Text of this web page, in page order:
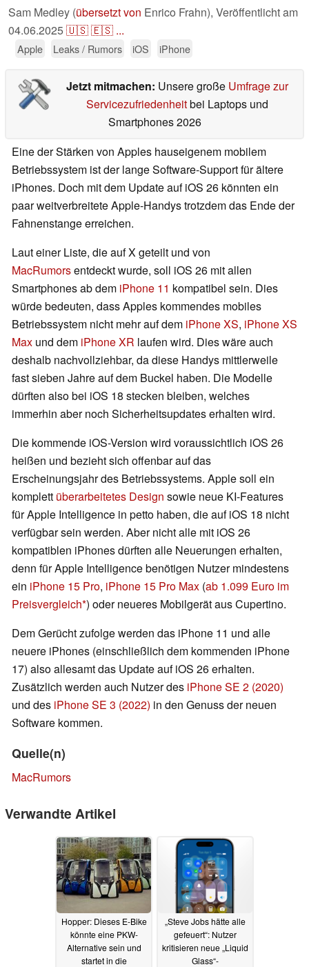
Sam Medley (übersetzt von Enrico Frahn), Veröffentlicht am
04.06.2025🇺🇸🇪🇸 ...
Apple Leaks / Rumors iOS iPhone
Jetzt mitmachen: Unsere große Umfrage zur
Servicezufriedenheitbei Laptops und
Smartphones 2026
Eine der Stärken von Apples hauseigenem mobilem
Betriebssystem ist der lange Software-Support für ältere
iPhones. Doch mit dem Update auf iOS 26 könnten ein
paar weitverbreitete Apple-Handys trotzdem das Ende der
Fahnenstange erreichen.
Laut einer Liste, die auf X geteilt und von
MacRumorsentdeckt wurde, soll iOS 26 mit allen
Smartphones ab dem iPhone 11 kompatibel sein. Dies
würde bedeuten, dass Apples kommendes mobiles
Betriebssystem nicht mehr auf dem iPhone XS, iPhone XS
Max und dem iPhone XR laufen wird. Dies wäre auch
deshalb nachvollziehbar, da diese Handys mittlerweile
fast sieben Jahre auf dem Buckel haben. Die Modelle
dürften also bei iOS 18 stecken bleiben, welches
immerhin aber noch Sicherheitsupdates erhalten wird.
Die kommende iOS-Version wird voraussichtlich iOS 26
heißen und bezieht sich offenbar auf das
Erscheinungsjahr des Betriebssystems. Apple soll ein
komplett überarbeitetes Design sowie neue KI-Features
für Apple Intelligence in petto haben, die auf iOS 18 nicht
verfügbar sein werden. Aber nicht alle mit iOS 26
kompatiblen iPhones dürften alle Neuerungen erhalten,
denn für Apple Intelligence benötigen Nutzer mindestens
ein iPhone 15 Pro, iPhone 15 Pro Max (ab 1.099 Euro im
Preisvergleich ) oder neueres Mobilgerät aus Cupertino.
Dem Gerücht zufolge werden das iPhone 11 und alle
neuere iPhones (einschließlich dem kommenden iPhone
17) also allesamt das Update auf iOS 26 erhalten.
Zusätzlich werden auch Nutzer des iPhone SE 2 (2020)
und des iPhone SE 3 (2022) in den Genuss der neuen
Software kommen.
Quelle(n)
MacRumors
Verwandte Artikel
Hopper: Dieses E-Bike
könnte eine PKW-
Alternative sein und
startet in die
„Steve Jobs hätte alle
gefeuert“: Nutzer
kritisieren neue „Liquid
Glass“-